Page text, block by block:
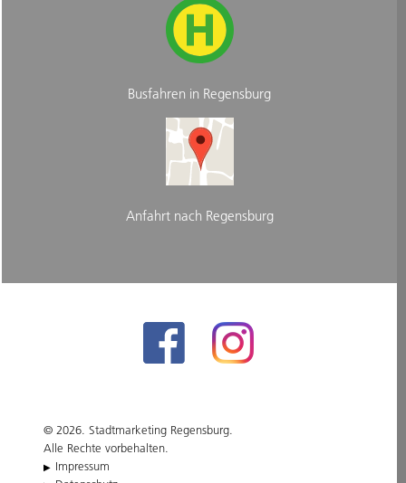
Busfahren in Regensburg
Anfahrt nach Regensburg
© 2026. Stadtmarketing Regensburg.
Alle Rechte vorbehalten.
Impressum